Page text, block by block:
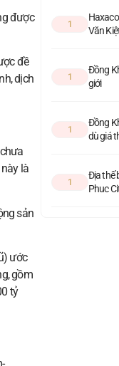
được
đề
dịch
là
sản
ước
gồm
tỷ
1
Văn
1
Đồng
giới
1
Đồng
dù giá
1
Địa thế
Phuc